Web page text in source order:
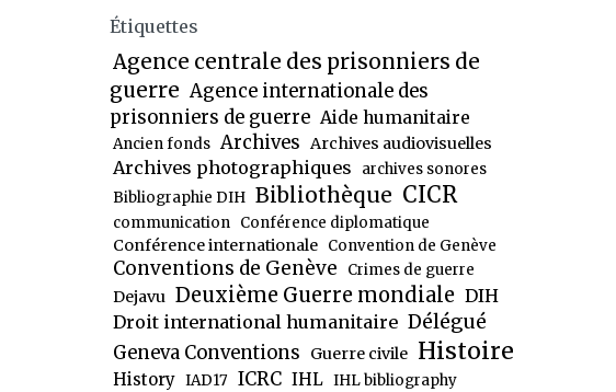
Étiquettes
Agence centrale des prisonniers de
guerre Agence internationale des
prisonniers de guerre Aide humanitaire
Ancien fonds Archives Archives audiovisuelles
Archives photographiques
archives sonores
Bibliographie DIH Bibliothèque CICR
communication Conférence diplomatique
Conférence internationale Convention de Genève
Conventions de Genève Crimes de guerre
Dejavu Deuxième Guerre mondiale DIH
Droit international humanitaire Délégué
Geneva Conventions Guerre civile Histoire
History IAD17 ICRC IHL IHL bibliography